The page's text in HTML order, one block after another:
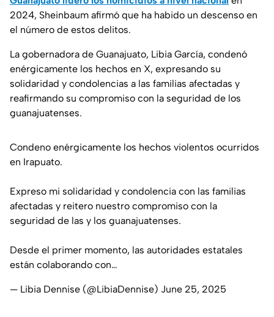
2024, Sheinbaum afirmó que ha habido un descenso en
el número de estos delitos.
La gobernadora de Guanajuato, Libia García, condenó
enérgicamente los hechos en X, expresando su
solidaridad y condolencias a las familias afectadas y
reafirmando su compromiso con la seguridad de los
guanajuatenses.
Condeno enérgicamente los hechos violentos ocurridos
en Irapuato.
Expreso mi solidaridad y condolencia con las familias
afectadas y reitero nuestro compromiso con la
seguridad de las y los guanajuatenses.
Desde el primer momento, las autoridades estatales
están colaborando con…
— Libia Dennise (@LibiaDennise) June 25, 2025